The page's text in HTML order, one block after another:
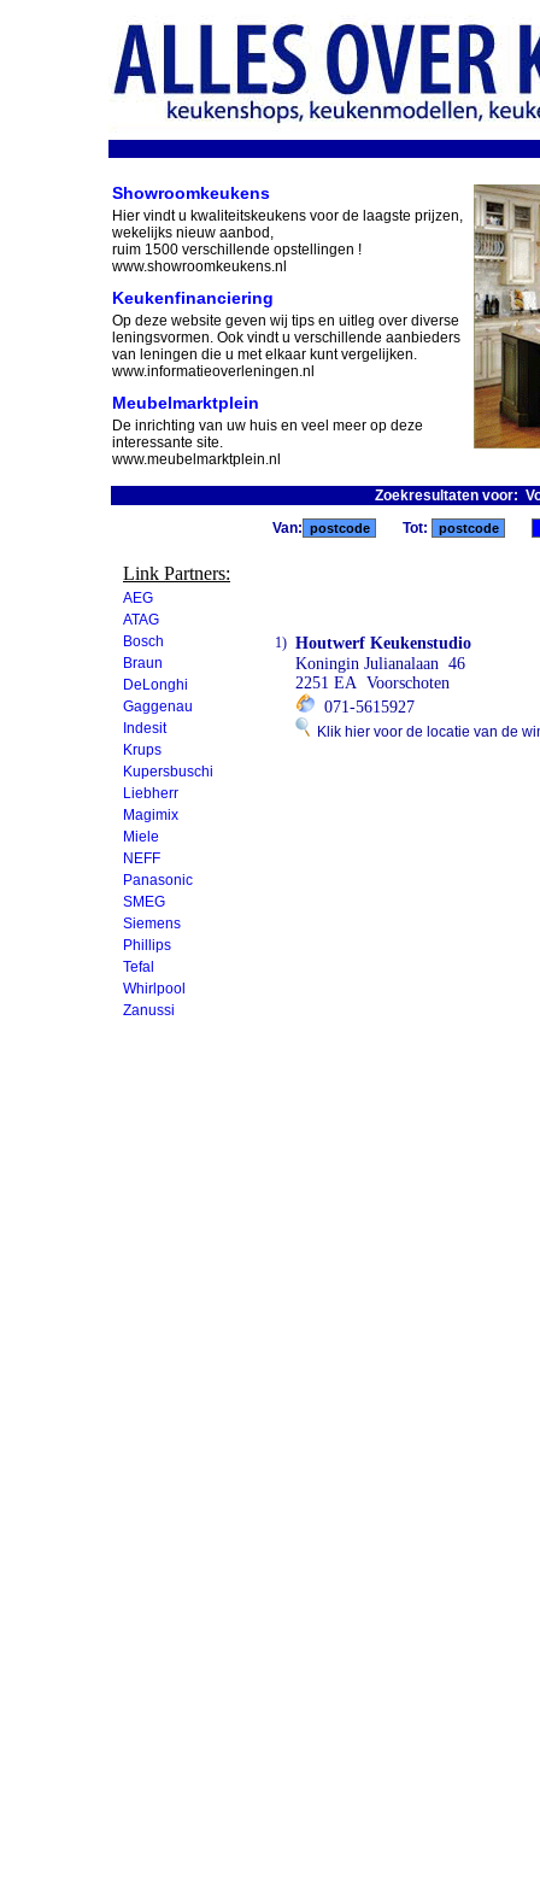
Showroomkeukens
Hier vindt u kwaliteitskeukens voor de laagste prijzen,
wekelijks nieuw aanbod,
ruim 1500 verschillende opstellingen !
www.showroomkeukens.nl
Keukenfinanciering
Op deze website geven wij tips en uitleg over diverse
leningsvormen. Ook vindt u verschillende aanbieders
van leningen die u met elkaar kunt vergelijken.
www.informatieoverleningen.nl
Meubelmarktplein
De inrichting van uw huis en veel meer op deze
interessante site.
www.meubelmarktplein.nl
Zoekresultaten voor:
Link Partners:
AEG
ATAG
Bosch
Braun
DeLonghi
Gaggenau
Indesit
Krups
Kupersbuschi
Liebherr
Magimix
Miele
NEFF
Panasonic
SMEG
Siemens
Phillips
Tefal
Whirlpool
Zanussi
Van: Tot:
1) Houtwerf Keukenstudio
Koningin Julianalaan 46
2251 EA Voorschoten
071-5615927
Klik hier voor de locatie van de